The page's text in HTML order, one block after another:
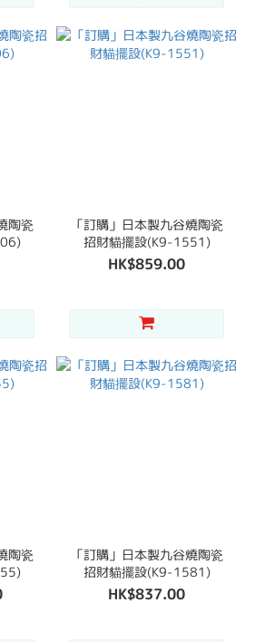
陶瓷
「訂購」日本製九谷燒陶瓷
招財貓擺設(K9-1551)
HK$859.00
陶瓷
「訂購」日本製九谷燒陶瓷
招財貓擺設(K9-1581)
HK$837.00